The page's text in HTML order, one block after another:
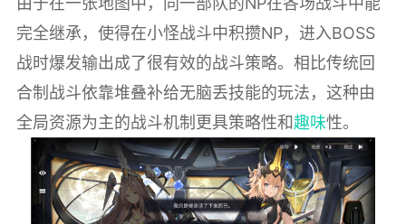
完全继承，使得在小怪战斗中积攒NP，进入BOSS
战时爆发输出成了很有效的战斗策略。相比传统回
合制战斗依靠堆叠补给无脑丢技能的玩法，这种由
全局资源为主的战斗机制更具策略性和趣味性。